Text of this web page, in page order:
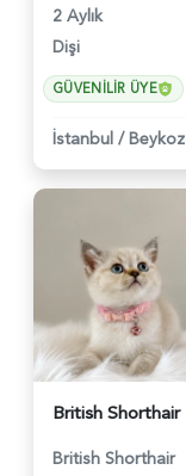
2 Aylık
Dişi
GÜVENILIR ÜYE
İstanbul / Beykoz
British Shorthair